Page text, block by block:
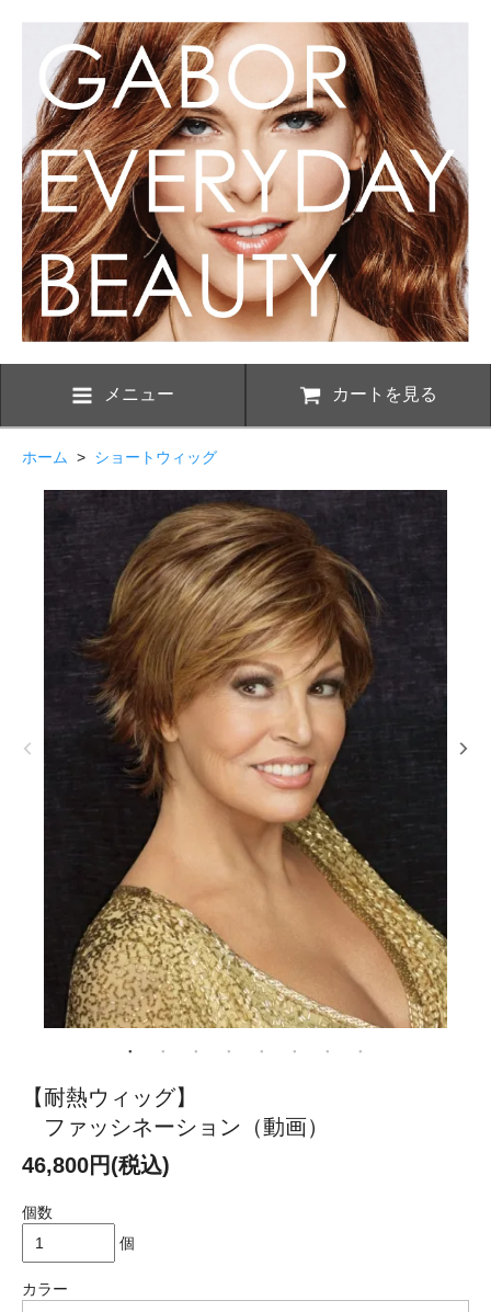
メニュー カートを見る
ホーム > ショートウィッグ
【耐熱ウィッグ】
ファッシネーション（動画）
46,800円(税込)
個数
個
カラー